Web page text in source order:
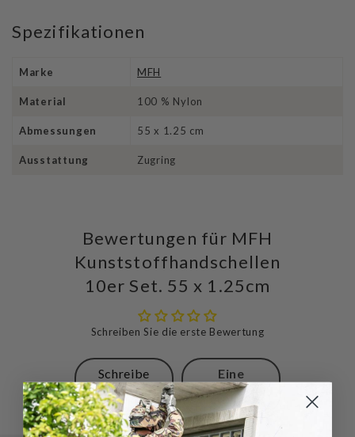
Spezifikationen
Marke MFH
Material 100 % Nylon
Abmessungen 55 x 1.25 cm
Ausstattung Zugring
Bewertungen für MFH
Kunststoffhandschellen
10er Set. 55 x 1.25cm
Schreiben Sie die erste Bewertung
Schreibe
eine
Bewertung
Eine
Frage
stellen